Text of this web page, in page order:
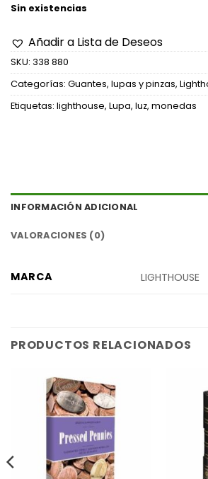
Sin existencias
Añadir a Lista de Deseos
SKU: 338 880
Categorías: Guantes, lupas y pinzas,
Etiquetas: lighthouse, Lupa, luz, monedas
INFORMACIÓN ADICIONAL
VALORACIONES (0)
MARCA LIGHTHOUSE
PRODUCTOS RELACIONADOS